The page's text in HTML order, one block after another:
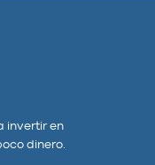
invertir en
dinero.